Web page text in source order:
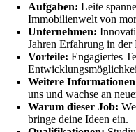
Aufgaben: Leite
Immobilienwelt von
Unternehmen:
Jahren Erfahrung in der
Vorteile: Engagiertes
Weitere
uns und wachse an
Warum dieser Job:
bringe deine Ideen ein.